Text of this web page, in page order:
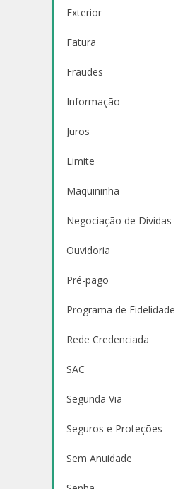
Exterior
Fatura
Fraudes
Informação
Juros
Limite
Maquininha
Negociação de Dívidas
Ouvidoria
Pré-pago
Programa de Fidelidade
Rede Credenciada
SAC
Segunda Via
Seguros e Proteções
Sem Anuidade